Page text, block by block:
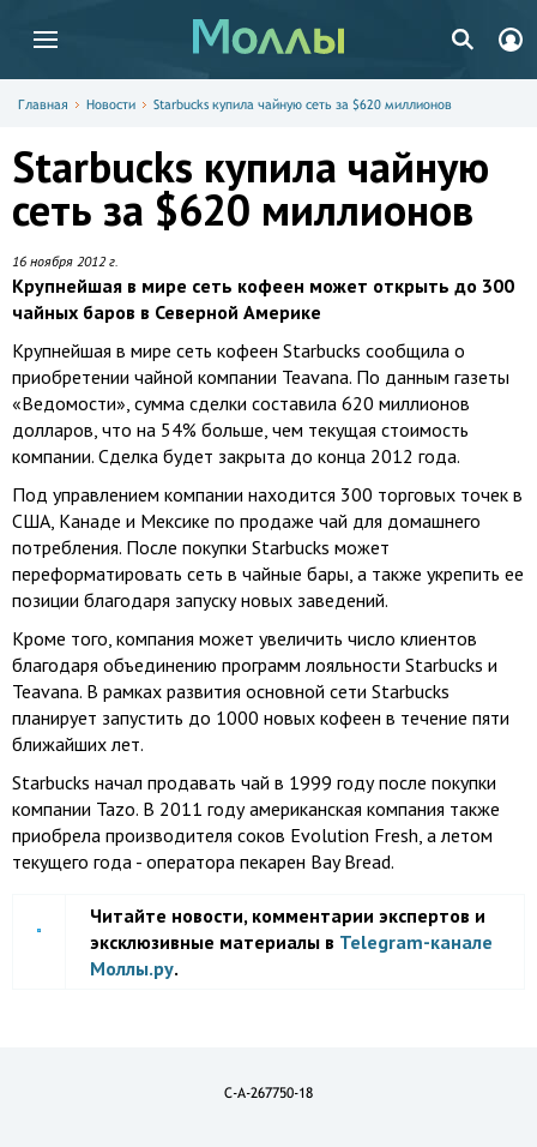
Главная Новости Starbucks купила чайную сеть за $620 миллионов
Starbucks купила чайную
сеть за $620 миллионов
16 ноября 2012 г.
Крупнейшая в мире сеть кофеен может открыть до 300
чайных баров в Северной Америке
Крупнейшая в мире сеть кофеен Starbucks сообщила о
приобретении чайной компании Teavana. По данным газеты
«Ведомости», сумма сделки составила 620 миллионов
долларов, что на 54% больше, чем текущая стоимость
компании. Сделка будет закрыта до конца 2012 года.
Под управлением компании находится 300 торговых точек в
США, Канаде и Мексике по продаже чай для домашнего
потребления. После покупки Starbucks может
переформатировать сеть в чайные бары, а также укрепить ее
позиции благодаря запуску новых заведений.
Кроме того, компания может увеличить число клиентов
благодаря объединению программ лояльности Starbucks и
Teavana. В рамках развития основной сети Starbucks
планирует запустить до 1000 новых кофеен в течение пяти
ближайших лет.
Starbucks начал продавать чай в 1999 году после покупки
компании Tazo. В 2011 году американская компания также
приобрела производителя соков Evolution Fresh, а летом
текущего года - оператора пекарен Bay Bread.
Читайте новости, комментарии экспертов и
эксклюзивные материалы в Telegram-канале
Моллы.ру.
C-A-267750-18